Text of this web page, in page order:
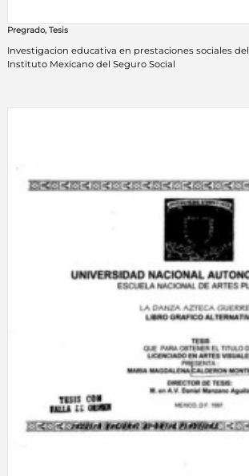
Pregrado, Tesis
Investigacion educativa en prestaciones sociales del
Instituto Mexicano del Seguro Social